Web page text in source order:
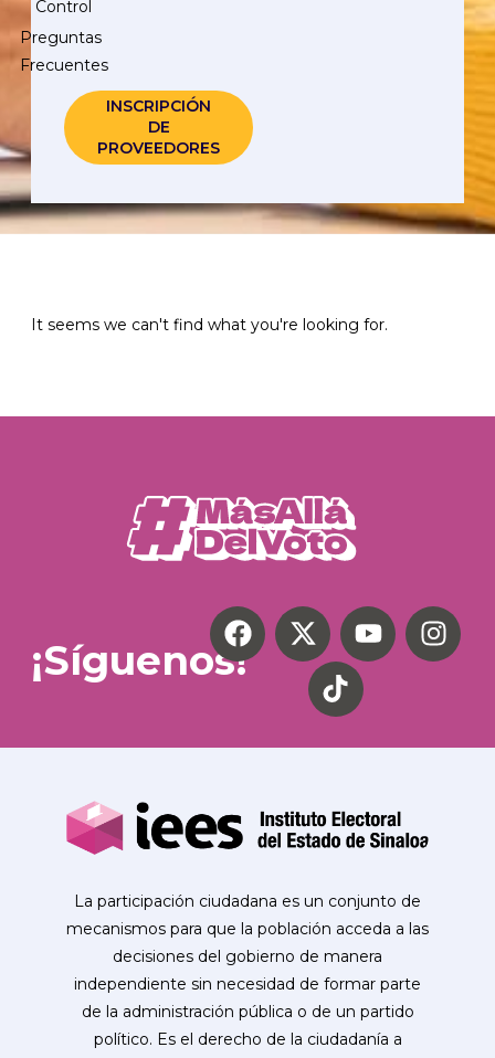
Control
Preguntas
Frecuentes
INSCRIPCIÓN
DE
PROVEEDORES
It seems we can't find what you're looking for.
¡Síguenos!
La participación ciudadana es un conjunto de
mecanismos para que la población acceda a las
decisiones del gobierno de manera
independiente sin necesidad de formar parte
de la administración pública o de un partido
político. Es el derecho de la ciudadanía a